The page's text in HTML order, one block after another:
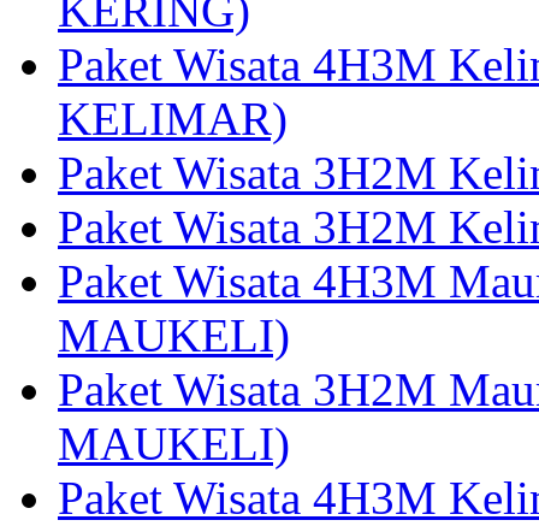
KERING)
Paket Wisata 4H3M
KELIMAR)
Paket Wisata 3H2M
Paket Wisata 3H2M
Paket Wisata 4H3M
MAUKELI)
Paket Wisata 3H2M
MAUKELI)
Paket Wisata 4H3M